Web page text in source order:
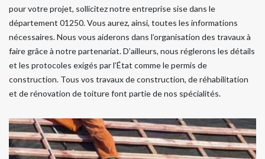
pour votre projet, sollicitez notre entreprise sise dans le
département 01250. Vous aurez, ainsi, toutes les informations
nécessaires. Nous vous aiderons dans l’organisation des travaux à
faire grâce à notre partenariat. D’ailleurs, nous réglerons les détails
et les protocoles exigés par l’État comme le permis de
construction. Tous vos travaux de construction, de réhabilitation
et de rénovation de toiture font partie de nos spécialités.